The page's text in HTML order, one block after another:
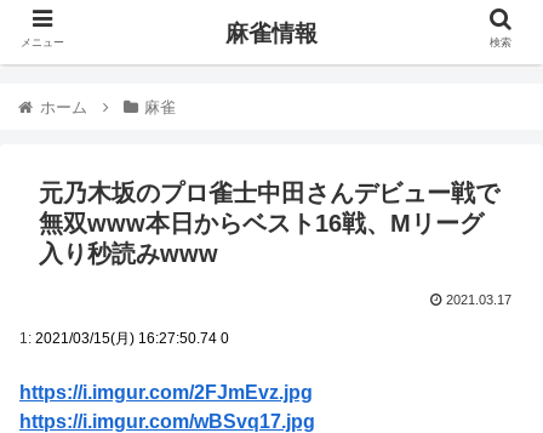
ホーム 麻雀
元乃木坂のプロ雀士中田さんデビュー戦で
無双www本日からベスト16戦、Mリーグ
入り秒読みwww
2021.03.17
1: 2021/03/15(月) 16:27:50.74 0
https://i.imgur.com/2FJmEvz.jpg
https://i.imgur.com/wBSvq17.jpg
メニュー 麻雀情報 検索